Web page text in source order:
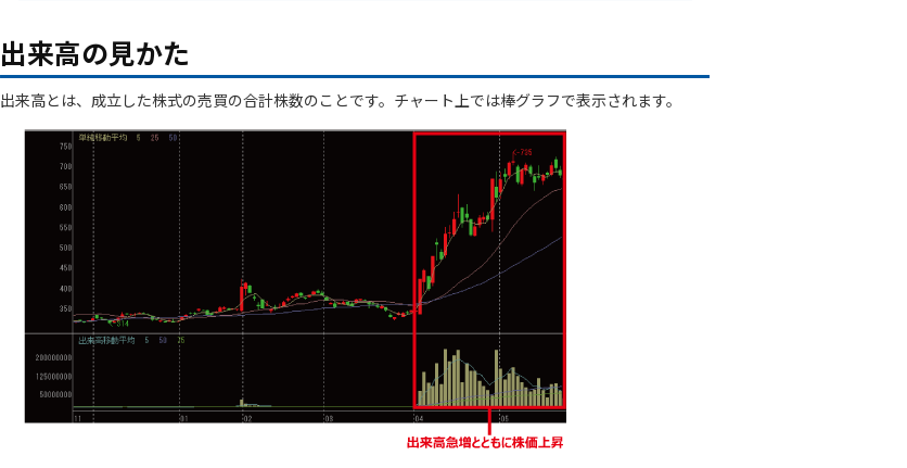
出来高の見かた
出来高とは、成立した株式の売買の合計株数のことです。チャート上では棒グラフで表示されます。